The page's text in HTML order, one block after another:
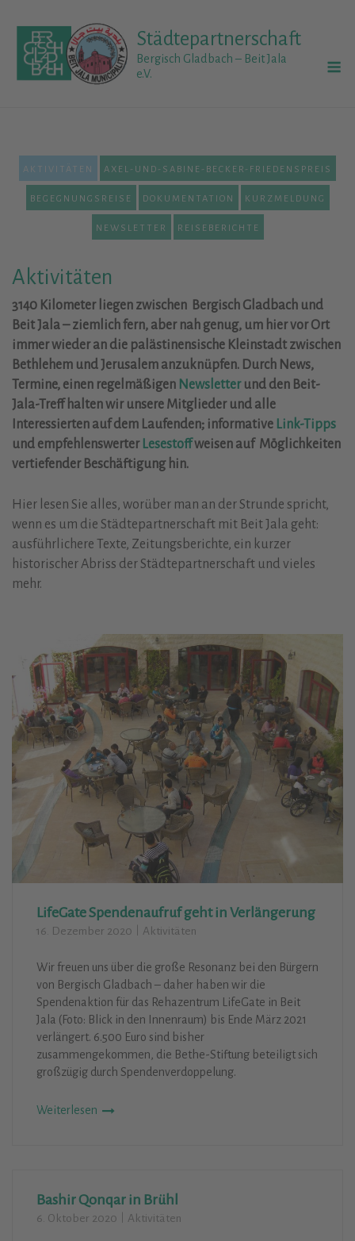
content
Städtepartnerschaft
Bergisch Gladbach – Beit Jala
e.V.
AKTIVITÄTEN AXEL-UND-SABINE-BECKER-FRIEDENSPREIS
BEGEGNUNGSREISE DOKUMENTATION KURZMELDUNG
NEWSLETTER REISEBERICHTE
Aktivitäten
3140 Kilometer liegen zwischen Bergisch Gladbach und
Beit Jala – ziemlich fern, aber nah genug, um hier vor Ort
immer wieder an die palästinensische Kleinstadt zwischen
Bethlehem und Jerusalem anzuknüpfen. Durch News,
Termine, einen regelmäßigen Newsletterund den Beit-
Jala-Treff halten wir unsere Mitglieder und alle
Interessierten auf dem Laufenden; informative Link-Tipps
und empfehlenswerter Lesestoffweisen auf Möglichkeiten
vertiefender Beschäftigung hin.
Hier lesen Sie alles, worüber man an der Strunde spricht,
wenn es um die Städtepartnerschaft mit Beit Jala geht:
ausführlichere Texte, Zeitungsberichte, ein kurzer
historischer Abriss der Städtepartnerschaft und vieles
mehr.
LifeGate Spendenaufruf geht in Verlängerung
16. Dezember 2020 Aktivitäten
Wir freuen uns über die große Resonanz bei den Bürgern
von Bergisch Gladbach – daher haben wir die
Spendenaktion für das Rehazentrum LifeGate in Beit
Jala (Foto: Blick in den Innenraum) bis Ende März 2021
verlängert. 6.500 Euro sind bisher
zusammengekommen, die Bethe-Stiftung beteiligt sich
großzügig durch Spendenverdoppelung.
Weiterlesen
Bashir Qonqar in Brühl
6. Oktober 2020 Aktivitäten